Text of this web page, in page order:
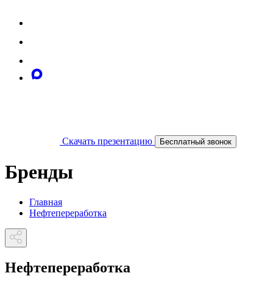
Скачать презентацию Бесплатный звонок
Бренды
Главная
Нефтепереработка
Нефтепереработка